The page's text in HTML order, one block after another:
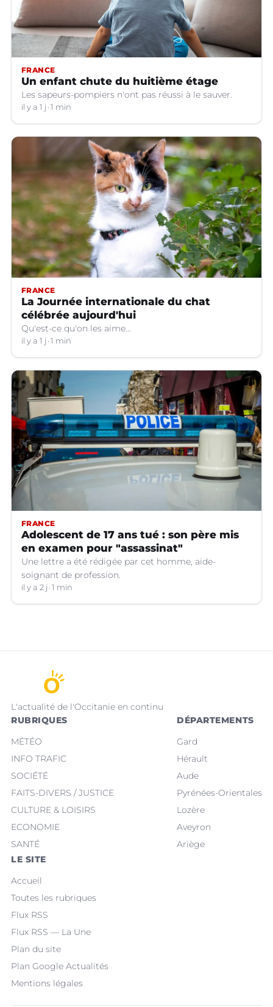
FRANCE
Un enfant chute du huitième étage
Les sapeurs-pompiers n'ont pas réussi à le sauver.
il y a 1 j 1 min
FRANCE
La Journée internationale du chat
célébrée aujourd'hui
Qu'est-ce qu'on les aime...
il y a 1 j 1 min
FRANCE
Adolescent de 17 ans tué : son père mis
en examen pour "assassinat"
Une lettre a été rédigée par cet homme, aide-
soignant de profession.
il y a 2 j 1 min
L'actualité de l'Occitanie en continu
RUBRIQUES
MÉTÉO
INFO TRAFIC
SOCIÉTÉ
FAITS-DIVERS / JUSTICE
CULTURE & LOISIRS
ECONOMIE
SANTÉ
DÉPARTEMENTS
Gard
Hérault
Aude
Pyrénées-Orientales
Lozère
Aveyron
Ariège
LE SITE
Accueil
Toutes les rubriques
Flux RSS
Flux RSS — La Une
Plan du site
Plan Google Actualités
Mentions légales